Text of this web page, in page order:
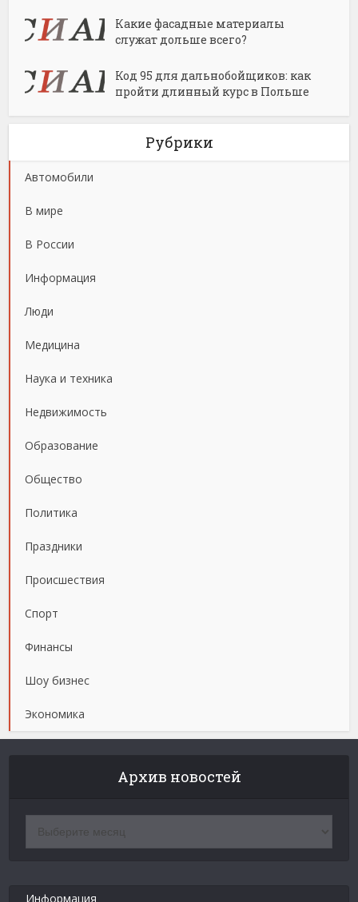
Какие фасадные материалы
служат дольше всего?
Код 95 для дальнобойщиков: как
пройти длинный курс в Польше
Рубрики
Автомобили
В мире
В России
Информация
Люди
Медицина
Наука и техника
Недвижимость
Образование
Общество
Политика
Праздники
Происшествия
Спорт
Финансы
Шоу бизнес
Экономика
Архив новостей
новостей
Информация